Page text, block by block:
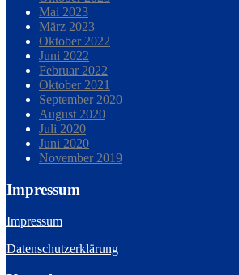
Mai 2023
März 2023
Oktober 2022
Juni 2022
Februar 2022
Oktober 2021
September 2020
August 2020
Juli 2020
Juni 2020
November 2019
Impressum
Impressum
Datenschutzerklärung